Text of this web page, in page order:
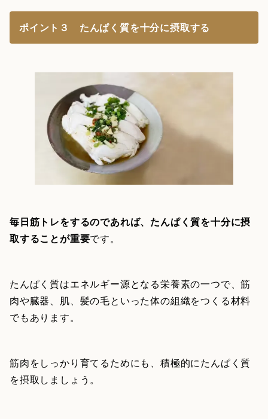
ポイント３ たんぱく質を十分に摂取する
毎日筋トレをするのであれば、たんぱく質を十分に摂
取することが重要です。
たんぱく質はエネルギー源となる栄養素の一つで、筋
肉や臓器、肌、髪の毛といった体の組織をつくる材料
でもあります。
筋肉をしっかり育てるためにも、積極的にたんぱく質
を摂取しましょう。